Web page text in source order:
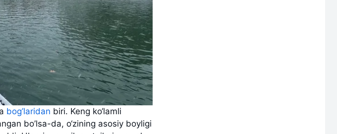
bog’laridan biri. Keng ko‘lamli
bo’lsa-da, o‘zining asosiy boyligi